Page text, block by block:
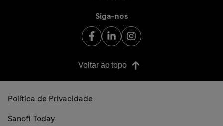
Siga-nos
Voltar ao topo
Política de Privacidade
Sanofi Today